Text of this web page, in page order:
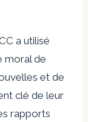
a utilisé
moral de
et de
clé de leur
rapports